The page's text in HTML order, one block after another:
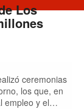
Los
ceremonias
los que, en
empleo y el